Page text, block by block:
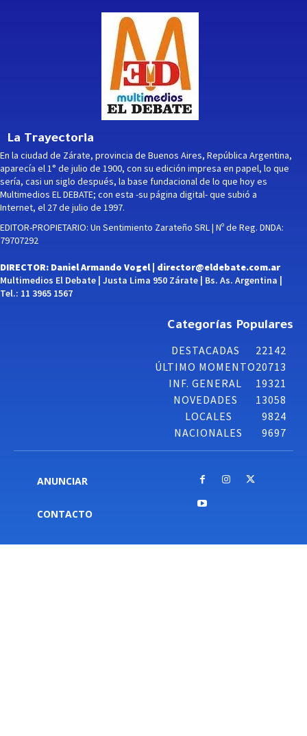
La Trayectoria
En la ciudad de Zárate, provincia de Buenos Aires, República Argentina,
aparecía el 1° de julio de 1900, con su edición impresa en papel, lo que
sería, casi un siglo después, la base fundacional de lo que hoy es
Multimedios EL DEBATE; con esta -su página digital- que subió a
Internet, el 27 de julio de 1997.
EDITOR-PROPIETARIO: Un Sentimiento Zarateño SRL | Nº de Reg. DNDA:
79707292
DIRECTOR: Daniel Armando Vogel | director@eldebate.com.ar
Multimedios El Debate | Justa Lima 950 Zárate | Bs. As. Argentina |
Tel.: 11 3965 1567
Categorías Populares
DESTACADAS
22142
ÚLTIMO MOMENTO20713
INF. GENERAL
19321
NOVEDADES
13058
LOCALES
9824
NACIONALES
9697
ANUNCIAR
CONTACTO